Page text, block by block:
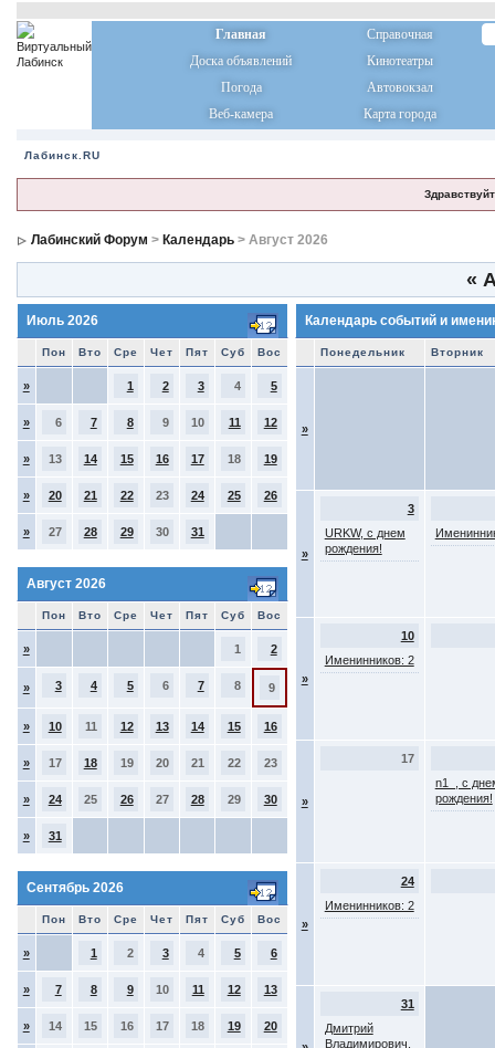
Главная
Справочная
Доска объявлений
Кинотеатры
Погода
Автовокзал
Веб-камера
Карта города
Лабинск.RU
Лабинский Форум > Календарь> Август 2026
«
Июль 2026
Пон Вто Сре Чет Пят Суб Вос
» 1 2 3 4 5
» 6 7 8 9 10 11 12
» 13 14 15 16 17 18 19
» 20 21 22 23 24 25 26
» 27 28 29 30 31
Август 2026
Пон Вто Сре Чет Пят Суб Вос
» 1 2
» 3 4 5 6 7 8 9
» 10 11 12 13 14 15 16
» 17 18 19 20 21 22 23
» 24 25 26 27 28 29 30
» 31
Сентябрь 2026
Пон Вто Сре Чет Пят Суб Вос
» 1 2 3 4 5 6
» 7 8 9 10 11 12 13
» 14 15 16 17 18 19 20
Календарь событий и
Понедельник Вторник
»
»
3
URKW, с днем
рождения!
»
10
Именинников: 2
»
17
n1_, с
рождения!
»
24
Именинников: 2
31
Дмитрий
Владимирович,